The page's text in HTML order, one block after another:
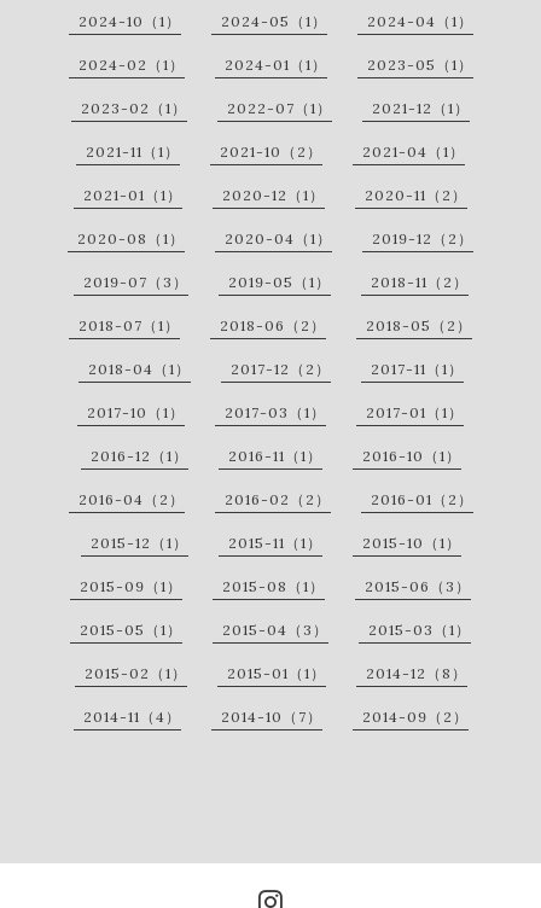
2024-10（1） 2024-05（1） 2024-04（1）
2024-02（1） 2024-01（1） 2023-05（1）
2023-02（1） 2022-07（1） 2021-12（1）
2021-11（1） 2021-10（2） 2021-04（1）
2021-01（1） 2020-12（1） 2020-11（2）
2020-08（1） 2020-04（1） 2019-12（2）
2019-07（3） 2019-05（1） 2018-11（2）
2018-07（1） 2018-06（2） 2018-05（2）
2018-04（1） 2017-12（2） 2017-11（1）
2017-10（1） 2017-03（1） 2017-01（1）
2016-12（1） 2016-11（1） 2016-10（1）
2016-04（2） 2016-02（2） 2016-01（2）
2015-12（1） 2015-11（1） 2015-10（1）
2015-09（1） 2015-08（1） 2015-06（3）
2015-05（1） 2015-04（3） 2015-03（1）
2015-02（1） 2015-01（1） 2014-12（8）
2014-11（4） 2014-10（7） 2014-09（2）